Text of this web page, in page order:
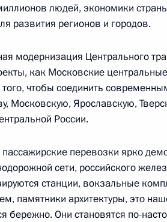
«Регионы России»
Россия»
16:25 Москва
пятница
фракций
22:10 Москва, Кремль
людей, экономики
развития регионов и городов.
модернизация Центрального
как Московские
того, чтобы соединить
Московскую, Ярославскую,
России.
пассажирские перевозки ярко
сети, российского
станции, вокзальные
памятники архитектуры, это
бережно. Они становятся по-